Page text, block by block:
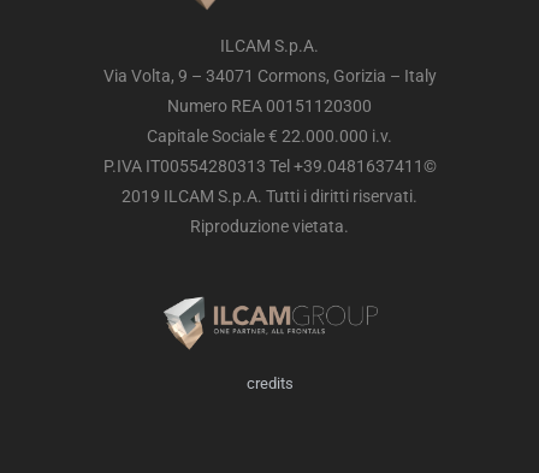
ILCAM S.p.A.
Via Volta, 9 – 34071 Cormons, Gorizia – Italy
Numero REA 00151120300
Capitale Sociale € 22.000.000 i.v.
P.IVA IT00554280313 Tel +39.0481637411©
2019 ILCAM S.p.A. Tutti i diritti riservati.
Riproduzione vietata.
credits